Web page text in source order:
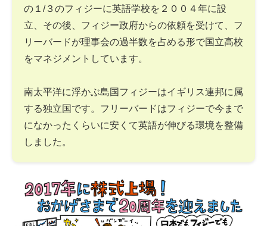
の１/３のフィジーに英語学校を２００４年に設
立、その後、フィジー政府からの依頼を受けて、フ
リーバードが理事会の過半数を占める形で国立高校
をマネジメントしています。
南太平洋に浮かぶ島国フィジーはイギリス連邦に属
する独立国です。フリーバードはフィジーで今まで
になかったくらいに安くて英語が伸びる環境を整備
しました。